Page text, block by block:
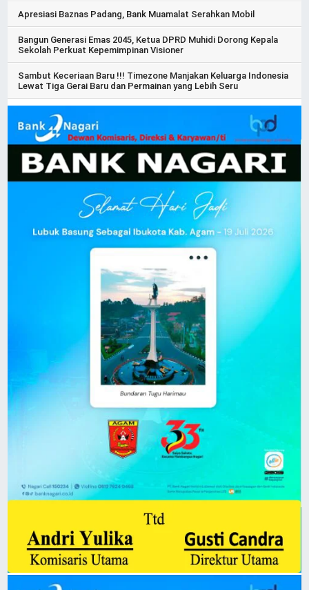
Apresiasi Baznas Padang, Bank Muamalat Serahkan Mobil
Bangun Generasi Emas 2045, Ketua DPRD Muhidi Dorong Kepala
Sekolah Perkuat Kepemimpinan Visioner
Sambut Keceriaan Baru !!! Timezone Manjakan Keluarga Indonesia
Lewat Tiga Gerai Baru dan Permainan yang Lebih Seru